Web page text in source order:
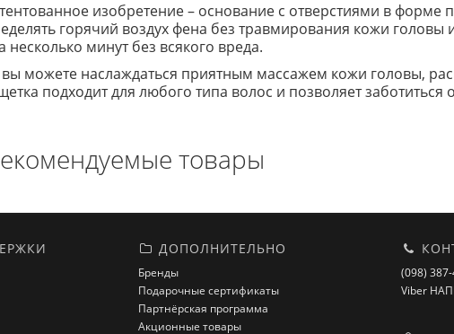
изобретение – основание с отверстиями в форме
горячий воздух фена без травмирования кожи головы
минут без всякого вреда.
можете наслаждаться приятным массажем кожи головы,
подходит для любого типа волос и позволяет
товары
ДОПОЛНИТЕЛЬНО
Бренды
Подарочные сертификаты
Партнёрская программа
Акционные товары
(098)
Viber